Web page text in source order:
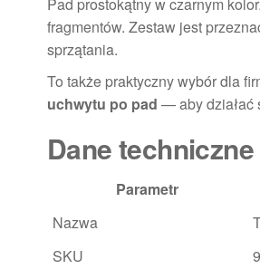
fragmentów. Zestaw jest
sprzątania.
To także praktyczny wybór dla
uchwytu po pad — aby działać
Dane
Parametr
Nazwa
SKU